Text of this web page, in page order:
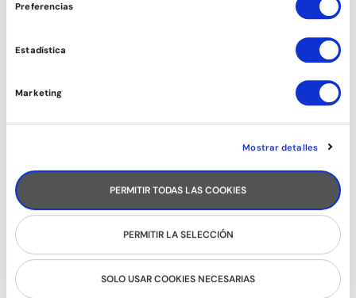
Preferencias
Estadística
Marketing
Mostrar detalles
PERMITIR TODAS LAS COOKIES
PERMITIR LA SELECCIÓN
SOLO USAR COOKIES NECESARIAS
BALLFITNESS